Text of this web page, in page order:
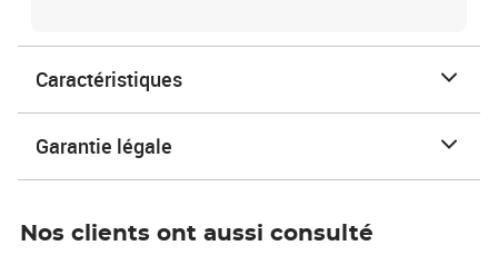
Caractéristiques
Garantie légale
Nos clients ont aussi consulté